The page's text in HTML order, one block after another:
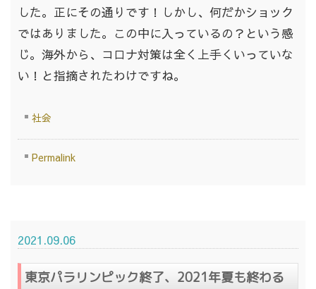
した。正にその通りです！しかし、何だかショック
ではありました。この中に入っているの？という感
じ。海外から、コロナ対策は全く上手くいっていな
い！と指摘されたわけですね。
社会
Permalink
2021.09.06
東京パラリンピック終了、2021年夏も終わる